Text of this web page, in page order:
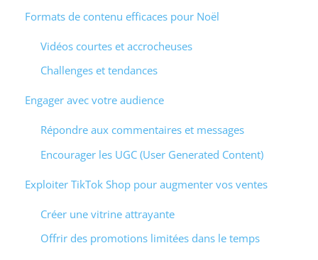
Formats de contenu efficaces pour Noël
Vidéos courtes et accrocheuses
Challenges et tendances
Engager avec votre audience
Répondre aux commentaires et messages
Encourager les UGC (User Generated Content)
Exploiter TikTok Shop pour augmenter vos ventes
Créer une vitrine attrayante
Offrir des promotions limitées dans le temps